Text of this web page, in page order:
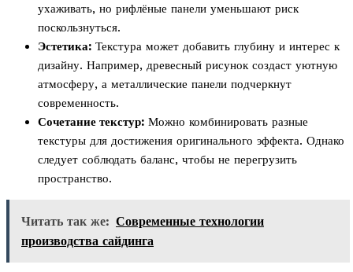
ухаживать, но рифлёные панели уменьшают риск
поскользнуться.
Эстетика: Текстура может добавить глубину и интерес к
дизайну. Например, древесный рисунок создаст уютную
атмосферу, а металлические панели подчеркнут
современность.
Сочетание текстур: Можно комбинировать разные
текстуры для достижения оригинального эффекта. Однако
следует соблюдать баланс, чтобы не перегрузить
пространство.
Читать так же: Современные технологии
производства сайдинга